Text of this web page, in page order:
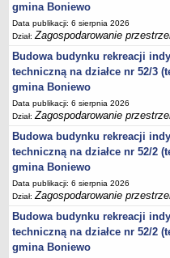
ocena jakości wody
WŁADZE I STRUKTURA
Rada gminy
Urząd gminy
Wójt
Jednostki organizacyjne
jednostki pomocnicze /
Gminne Instytucje Kultury
Nabór pracowników na
Deklaracja dostępności
RODO
REJESTRY
Rejestry i ewidencje
gmina Boniewo
Data publikacji: 6 sierpnia 2026
Dział:Zagospodarowanie
Budowa budynku rekreacji
techniczną na działce nr 52/3
gmina Boniewo
Data publikacji: 6 sierpnia 2026
Dział:Zagospodarowanie
Budowa budynku rekreacji
techniczną na działce nr 52/2
gmina Boniewo
Data publikacji: 6 sierpnia 2026
Dział:Zagospodarowanie
Budowa budynku rekreacji
techniczną na działce nr 52/2
gmina Boniewo